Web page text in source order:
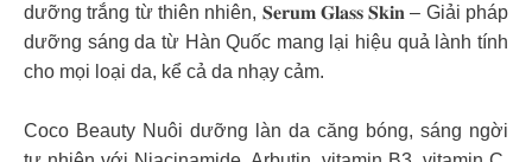
dưỡng trắng từ thiên nhiên, 𝐒𝐞𝐫𝐮𝐦 𝐆𝐥𝐚𝐬𝐬 𝐒𝐤𝐢𝐧 – Giải pháp
dưỡng sáng da từ Hàn Quốc mang lại hiệu quả lành tính
cho mọi loại da, kể cả da nhạy cảm.
Coco Beauty Nuôi dưỡng làn da căng bóng, sáng ngời